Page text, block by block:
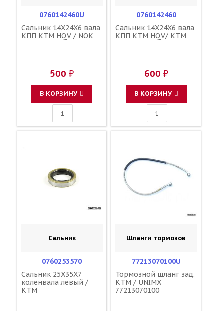
0760142460U
Сальник 14X24X6 вала
КПП KTM HQV / NOK
500 ₽
В КОРЗИНУ
0760142460
Сальник 14X24X6 вала
КПП KTM HQV/ KTM
600 ₽
В КОРЗИНУ
Сальник
0760253570
Сальник 25X35X7
коленвала левый /
KTM
Шланги тормозов
77213070100U
Тормозной шланг зад.
KTM / UNIMX
77213070100